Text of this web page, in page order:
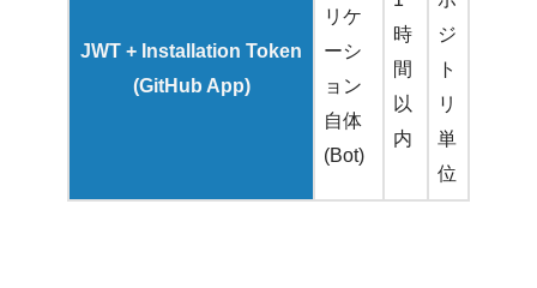
JWT + Installation Token
(GitHub App)
リケ
ーシ
ョン
自体
(Bot)
時
間
以
内
ジ
ト
リ
単
位